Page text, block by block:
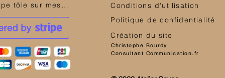
Découpe tôle sur mesure
Conditions d'utilisation
Politique de confidentialité
Christophe Bourdy
Consultant Communication.fr
Création du site